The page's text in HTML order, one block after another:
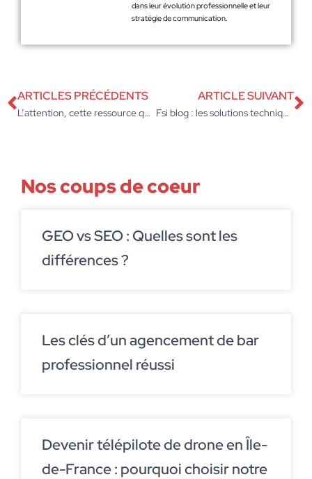
dans leur évolution professionnelle et leur
stratégie de communication.
ARTICLES PRÉCÉDENTS
L’attention, cette ressource que vos dashboards ne mesurent pas
ARTICLE SUIVANT
Fsi blog : les solutions techniques pour réussir votre déploiement Linux
Nos coups de coeur
GEO vs SEO : Quelles sont les
différences ?
Les clés d’un agencement de bar
professionnel réussi
Devenir télépilote de drone en Île-
de-France : pourquoi choisir notre